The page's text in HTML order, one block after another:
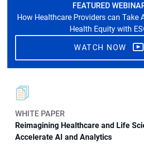
FEATURED
How Healthcare Providers can Take
Health Equity with
WATCH NOW
WHITE PAPER
Reimagining Healthcare and Life
Accelerate AI and Analytics